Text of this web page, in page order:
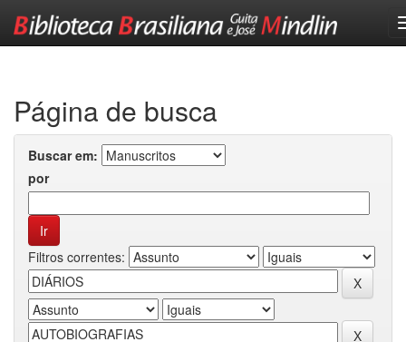
Página de busca
Buscar em:
por
Filtros correntes: